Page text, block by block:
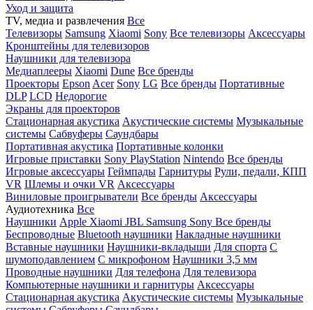
Уход и защита
TV, медиа и развлечения Все
Телевизоры Samsung Xiaomi Sony Все телевизоры Аксессуары
Кронштейны для телевизоров
Наушники для телевизора
Медиаплееры Xiaomi Dune Все бренды
Проекторы Epson Acer Sony LG Все бренды Портативные
DLP LCD Недорогие
Экраны для проекторов
Стационарная акустика Акустические системы Музыкальные
системы Сабвуферы Саундбары
Портативная акустика Портативные колонки
Игровые приставки Sony PlayStation Nintendo Все бренды
Игровые аксессуары Геймпады Гарнитуры Рули, педали, КПП
VR Шлемы и очки VR Аксессуары
Виниловые проигрыватели Все бренды Аксессуары
Аудиотехника Все
Наушники Apple Xiaomi JBL Samsung Sony Все бренды
Беспроводные Bluetooth наушники Накладные наушники
Вставные наушники Наушники-вкладыши Для спорта С
шумоподавлением С микрофоном Наушники 3,5 мм
Проводные наушники Для телефона Для телевизора
Компьютерные наушники и гарнитуры Аксессуары
Стационарная акустика Акустические системы Музыкальные